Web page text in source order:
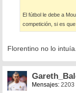
El fútbol le debe a
competición, si es
Florentino no lo
Mensajes: 2203